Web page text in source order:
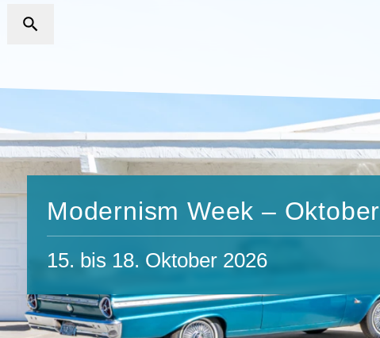
Modernism Week – Oktober
15. bis 18. Oktober 2026